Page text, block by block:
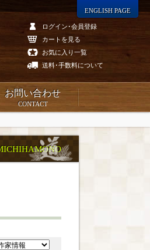
ログイン･会員登録
カートを見る
お気に入り一覧
送料･手数料について
ENGLISH PAGE
お問い合わせ
CONTACT